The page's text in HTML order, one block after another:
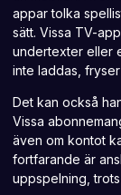
appar tolka
sätt. Vissa TV-
undertexter eller
inte laddas,
Det kan också
Vissa
även om kontot
fortfarande är
uppspelning,